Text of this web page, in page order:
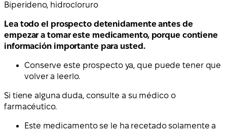
Biperideno, hidrocloruro
Lea todo el prospecto detenidamente antes de
empezar a tomar este medicamento, porque contiene
información importante para usted.
Conserve este prospecto ya, que puede tener que
volver a leerlo.
Si tiene alguna duda, consulte a su médico o
farmacéutico.
Este medicamento se le ha recetado solamente a